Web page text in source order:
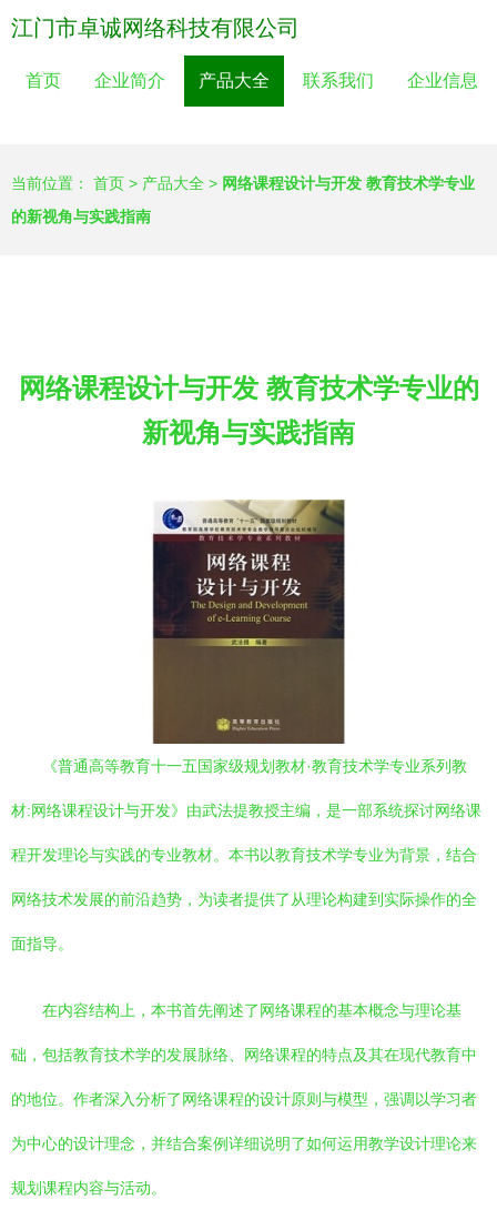
江门市卓诚网络科技有限公司
首页 企业简介 产品大全 联系我们 企业信息
当前位置： 首页 > 产品大全 > 网络课程设计与开发 教育技术学专业
的新视角与实践指南
网络课程设计与开发 教育技术学专业的
新视角与实践指南
《普通高等教育十一五国家级规划教材·教育技术学专业系列教
材:网络课程设计与开发》由武法提教授主编，是一部系统探讨网络课
程开发理论与实践的专业教材。本书以教育技术学专业为背景，结合
网络技术发展的前沿趋势，为读者提供了从理论构建到实际操作的全
面指导。
在内容结构上，本书首先阐述了网络课程的基本概念与理论基
础，包括教育技术学的发展脉络、网络课程的特点及其在现代教育中
的地位。作者深入分析了网络课程的设计原则与模型，强调以学习者
为中心的设计理念，并结合案例详细说明了如何运用教学设计理论来
规划课程内容与活动。